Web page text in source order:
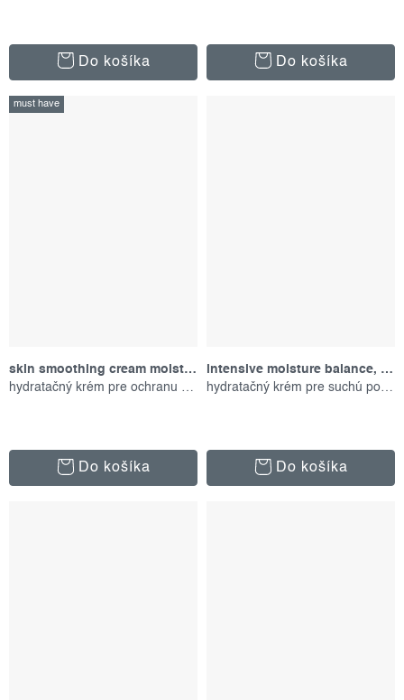
Do košíka Do košíka
must have
skin smoothing cream moisturizer, 150 ml
hydratačný krém pre ochranu pokožky
Do košíka
intensive moisture balance, 50 ml
hydratačný krém pre suchú pokožku
Do košíka